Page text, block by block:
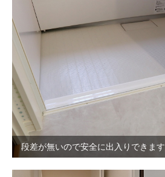
段差が無いので安全に出入りできます